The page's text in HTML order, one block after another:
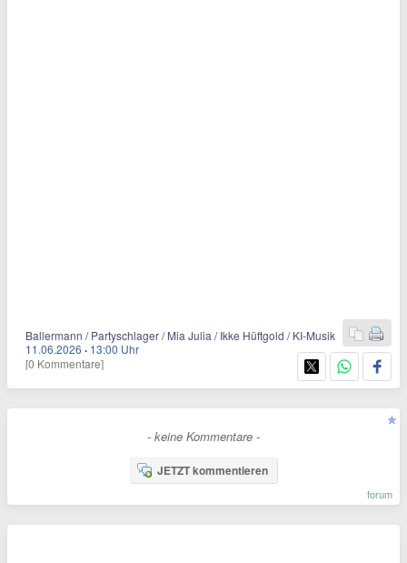
Ballermann / Partyschlager / Mia Julia / Ikke Hüftgold / KI-Musik
11.06.2026 · 13:00 Uhr
[0 Kommentare]
- keine Kommentare -
JETZT kommentieren
forum